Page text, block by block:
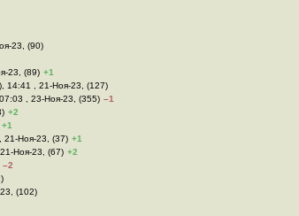
23, (90)
23, (89) +1
14:41 , 21-Ноя-23, (127)
, 23-Ноя-23, (355) –1
+2
+1
21-Ноя-23, (37) +1
Ноя-23, (67) +2
–2
(102)